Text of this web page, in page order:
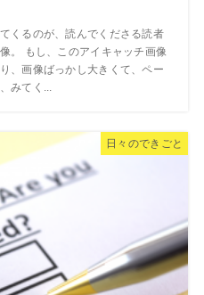
くるのが、読んでくださる読者
。 もし、このアイキャッチ画像
、画像ばっかし大きくて、ペー
みてく...
日々のできごと